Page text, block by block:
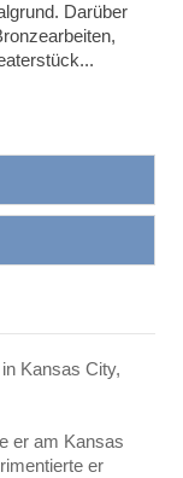
Darüber
Kansas City,
er am Kansas
er